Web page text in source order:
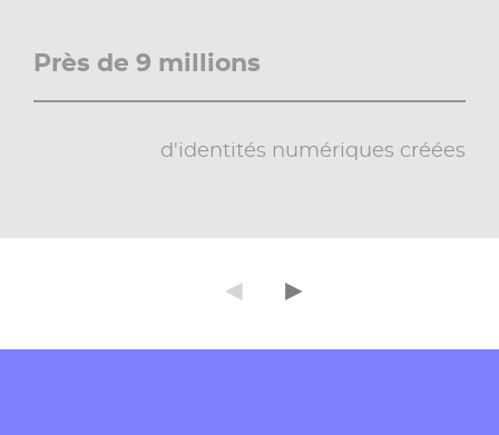
Près de 9 millions
d'identités numériques créées
◄ ►